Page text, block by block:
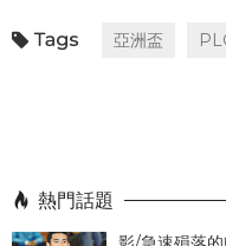
亞洲盃
熱門話題